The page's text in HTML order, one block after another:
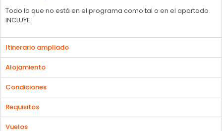
Todo lo que no está en el programa como tal o en el apartado
INCLUYE.
Itinerario ampliado
Alojamiento
Condiciones
Requisitos
Vuelos